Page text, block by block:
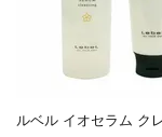
ルベル イオセラム ク